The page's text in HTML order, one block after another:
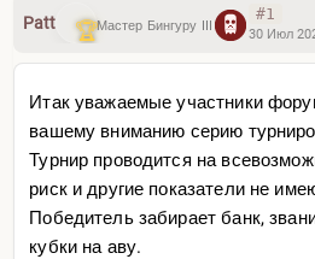
Patt Мастер Бингуру III
#1
30 Июл
Итак уважаемые участники
вашему вниманию серию
Турнир проводится на
риск и другие показатели не
Победитель забирает банк,
кубки на аву.